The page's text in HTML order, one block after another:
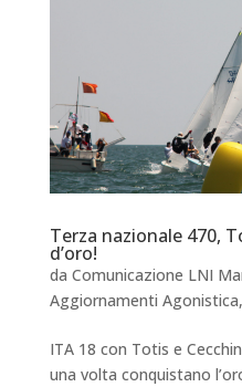
Terza nazionale 470,
d’oro!
da Comunicazione LNI
Aggiornamenti Agonistica,
ITA 18 con Totis e
una volta conquistano